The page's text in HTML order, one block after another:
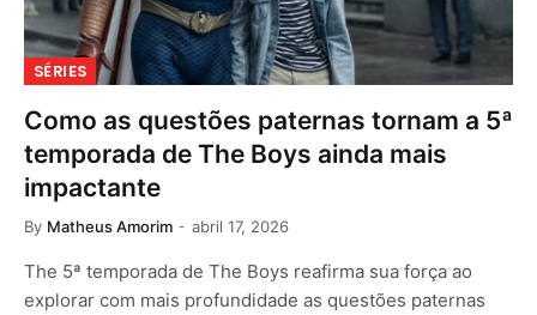
SÉRIES
Como as questões paternas tornam a 5ª
temporada de The Boys ainda mais
impactante
By Matheus Amorim abril 17, 2026
The 5ª temporada de The Boys reafirma sua força ao
explorar com mais profundidade as questões paternas